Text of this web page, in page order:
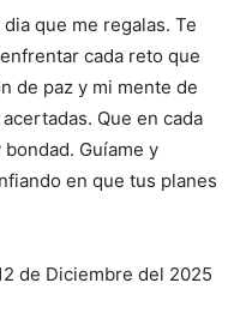
que me regalas. Te
cada reto que
de paz y mi mente de
Que en cada
Guíame y
en que tus planes
de Diciembre del 2025